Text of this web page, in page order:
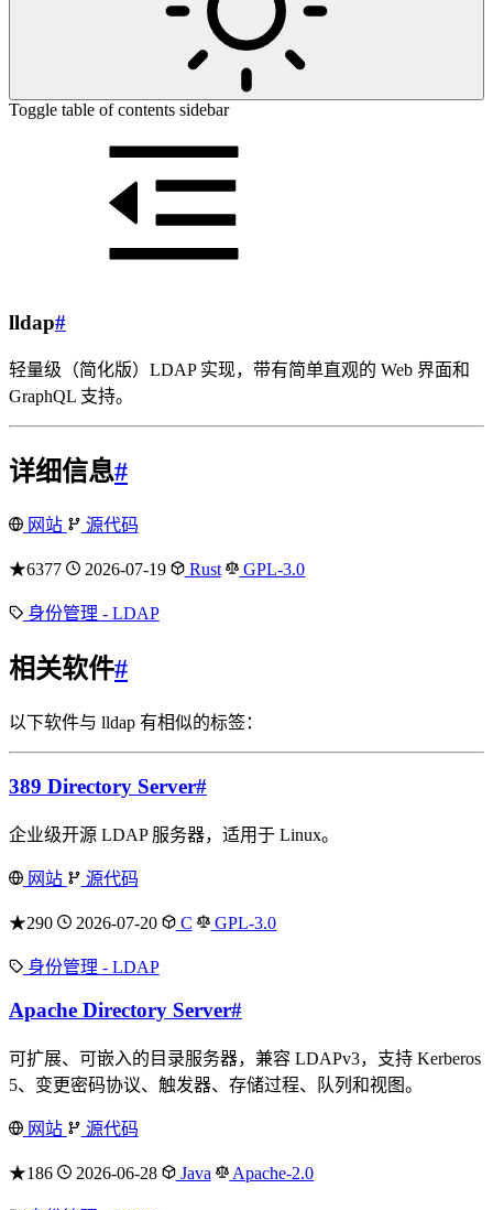
Toggle table of contents sidebar
lldap#
轻量级（简化版）LDAP 实现，带有简单直观的 Web 界面和
GraphQL 支持。
详细信息#
网站 源代码
★6377 2026-07-19 Rust GPL-3.0
身份管理 - LDAP
相关软件#
以下软件与 lldap 有相似的标签：
389 Directory Server#
企业级开源 LDAP 服务器，适用于 Linux。
网站 源代码
★290 2026-07-20 C GPL-3.0
身份管理 - LDAP
Apache Directory Server#
可扩展、可嵌入的目录服务器，兼容 LDAPv3，支持 Kerberos
5、变更密码协议、触发器、存储过程、队列和视图。
网站 源代码
★186 2026-06-28 Java Apache-2.0